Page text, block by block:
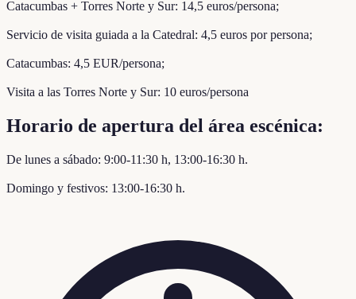
Catacumbas + Torres Norte y Sur: 14,5 euros/persona;
Servicio de visita guiada a la Catedral: 4,5 euros por persona;
Catacumbas: 4,5 EUR/persona;
Visita a las Torres Norte y Sur: 10 euros/persona
Horario de apertura del área escénica:
De lunes a sábado: 9:00-11:30 h, 13:00-16:30 h.
Domingo y festivos: 13:00-16:30 h.